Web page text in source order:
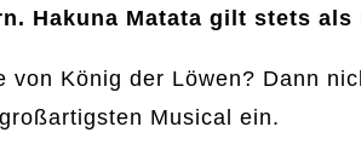
Hakuna Matata gilt stets als
König der Löwen? Dann
Musical ein.